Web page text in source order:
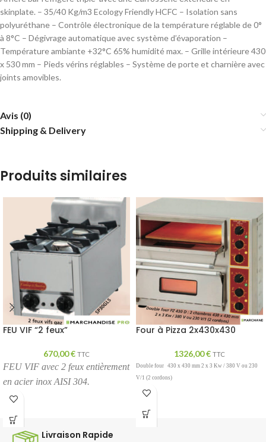
skinplate. – 35/40 Kg/m3 Ecology Friendly HCFC – Isolation sans
polyuréthane – Contrôle électronique de la température réglable de 0°
à 8°C – Dégivrage automatique avec système d’évaporation –
Température ambiante +32°C 65% humidité max. – Grille intérieure 430
x 530 mm – Pieds vérins réglables – Système de porte et charnière avec
joints amovibles.
Avis (0)
Shipping & Delivery
Produits similaires
FEU VIF “2 feux”
670,00€ TTC
FEU VIF avec 2 feux entièrement
en acier inox AISI 304.
Four à Pizza 2x430x430
1326,00€ TTC
Double four 430 x 430 mm 2 x 3 Kw / 380 V ou 230
V/1 (2 cordons)
Livraison Rapide